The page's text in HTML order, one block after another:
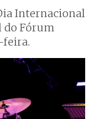
Internacional
do Fórum
feira.